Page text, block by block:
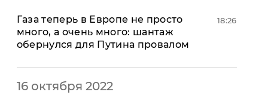
​Газа теперь в Европе не просто
много, а очень много: шантаж
обернулся для Путина провалом
18:26
16 октября 2022